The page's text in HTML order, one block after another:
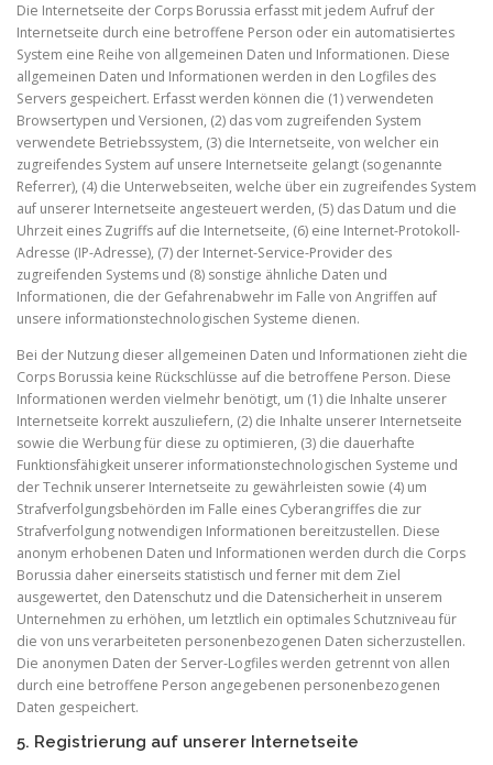
Die Internetseite der Corps Borussia erfasst mit jedem Aufruf der
Internetseite durch eine betroffene Person oder ein automatisiertes
System eine Reihe von allgemeinen Daten und Informationen. Diese
allgemeinen Daten und Informationen werden in den Logfiles des
Servers gespeichert. Erfasst werden können die (1) verwendeten
Browsertypen und Versionen, (2) das vom zugreifenden System
verwendete Betriebssystem, (3) die Internetseite, von welcher ein
zugreifendes System auf unsere Internetseite gelangt (sogenannte
Referrer), (4) die Unterwebseiten, welche über ein zugreifendes System
auf unserer Internetseite angesteuert werden, (5) das Datum und die
Uhrzeit eines Zugriffs auf die Internetseite, (6) eine Internet-Protokoll-
Adresse (IP-Adresse), (7) der Internet-Service-Provider des
zugreifenden Systems und (8) sonstige ähnliche Daten und
Informationen, die der Gefahrenabwehr im Falle von Angriffen auf
unsere informationstechnologischen Systeme dienen.
Bei der Nutzung dieser allgemeinen Daten und Informationen zieht die
Corps Borussia keine Rückschlüsse auf die betroffene Person. Diese
Informationen werden vielmehr benötigt, um (1) die Inhalte unserer
Internetseite korrekt auszuliefern, (2) die Inhalte unserer Internetseite
sowie die Werbung für diese zu optimieren, (3) die dauerhafte
Funktionsfähigkeit unserer informationstechnologischen Systeme und
der Technik unserer Internetseite zu gewährleisten sowie (4) um
Strafverfolgungsbehörden im Falle eines Cyberangriffes die zur
Strafverfolgung notwendigen Informationen bereitzustellen. Diese
anonym erhobenen Daten und Informationen werden durch die Corps
Borussia daher einerseits statistisch und ferner mit dem Ziel
ausgewertet, den Datenschutz und die Datensicherheit in unserem
Unternehmen zu erhöhen, um letztlich ein optimales Schutzniveau für
die von uns verarbeiteten personenbezogenen Daten sicherzustellen.
Die anonymen Daten der Server-Logfiles werden getrennt von allen
durch eine betroffene Person angegebenen personenbezogenen
Daten gespeichert.
5. Registrierung auf unserer Internetseite